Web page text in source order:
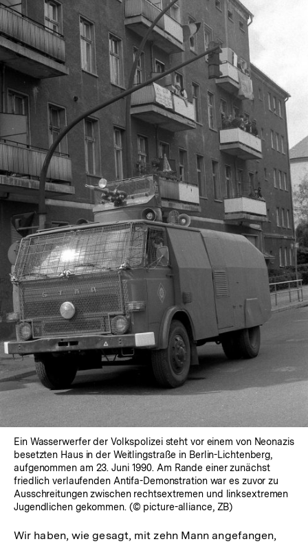
In
Lightbox
öffnen
Ein Wasserwerfer der Volkspolizei steht vor einem von Neonazis
besetzten Haus in der Weitlingstraße in Berlin-Lichtenberg,
aufgenommen am 23. Juni 1990. Am Rande einer zunächst
friedlich verlaufenden Antifa-Demonstration war es zuvor zu
Ausschreitungen zwischen rechtsextremen und linksextremen
Jugendlichen gekommen. (© picture-alliance, ZB)
Wir haben, wie gesagt, mit zehn Mann angefangen,